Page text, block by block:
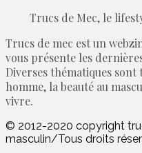
Trucs de Mec, le
Trucs de mec est un
vous présente les
Diverses thématiques
homme, la beauté au
vivre.
© 2012-2020 copyright
masculin/Tous droits